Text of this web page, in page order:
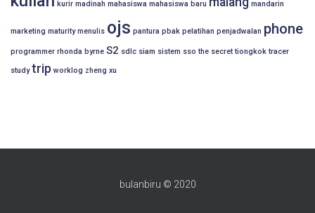
kurir madinah mahasiswa mahasiswa baru mandarin
marketing maturity menulis ojs pantura pbak pelatihan penjadwalan phone
programmer rhonda byrne S2 sdlc siam sistem sso the secret tiongkok tracer
study trip worklog zheng xu
bulanbiru © 2020